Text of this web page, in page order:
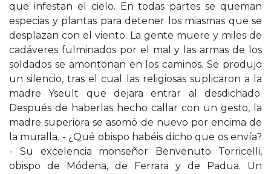
que infestan el cielo. En todas partes se queman
especias y plantas para detener los miasmas que se
desplazan con el viento. La gente muere y miles de
cadáveres fulminados por el mal y las armas de los
soldados se amontonan en los caminos. Se produjo
un silencio, tras el cual las religiosas suplicaron a la
madre Yseult que dejara entrar al desdichado.
Después de haberlas hecho callar con un gesto, la
madre superiora se asomó de nuevo por encima de
la muralla. - ¿Qué obispo habéis dicho que os envía?
- Su excelencia monseñor Benvenuto Torricelli,
obispo de Módena, de Ferrara y de Padua. Un